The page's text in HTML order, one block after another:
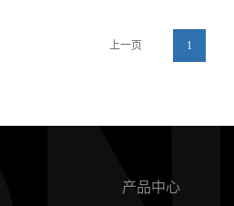
上一页 1
产品中心